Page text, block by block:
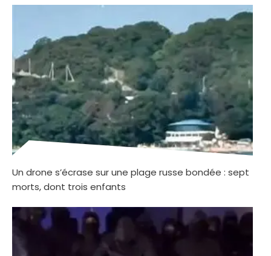
Un drone s’écrase sur une plage russe bondée : sept
morts, dont trois enfants